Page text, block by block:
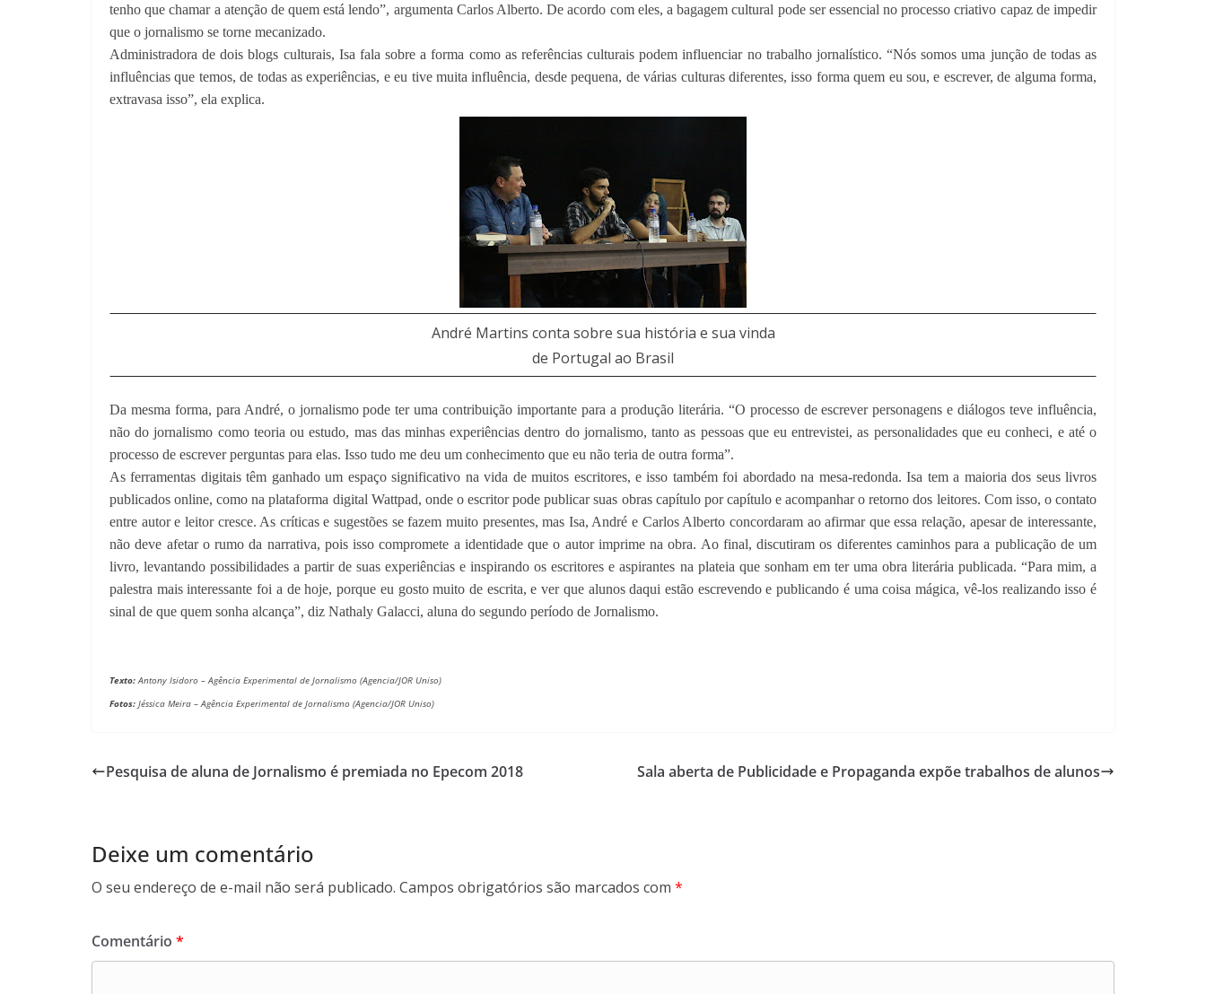
tenho que chamar a atenção de quem está lendo”, argumenta Carlos Alberto. De acordo com eles, a bagagem cultural pode ser essencial no processo criativo capaz de impedir
que o jornalismo se torne mecanizado.
Administradora de dois blogs culturais, Isa fala sobre a forma como as referências culturais podem influenciar no trabalho jornalístico. “Nós somos uma junção de todas as
influências que temos, de todas as experiências, e eu tive muita influência, desde pequena, de várias culturas diferentes, isso forma quem eu sou, e escrever, de alguma forma,
extravasa isso”, ela explica.
André Martins conta sobre sua história e sua vinda
de Portugal ao Brasil
Da mesma forma, para André, o jornalismo pode ter uma contribuição importante para a produção literária. “O processo de escrever personagens e diálogos teve influência,
não do jornalismo como teoria ou estudo, mas das minhas experiências dentro do jornalismo, tanto as pessoas que eu entrevistei, as personalidades que eu conheci, e até o
processo de escrever perguntas para elas. Isso tudo me deu um conhecimento que eu não teria de outra forma”.
As ferramentas digitais têm ganhado um espaço significativo na vida de muitos escritores, e isso também foi abordado na mesa-redonda. Isa tem a maioria dos seus livros
publicados online, como na plataforma digital Wattpad, onde o escritor pode publicar suas obras capítulo por capítulo e acompanhar o retorno dos leitores. Com isso, o contato
entre autor e leitor cresce. As críticas e sugestões se fazem muito presentes, mas Isa, André e Carlos Alberto concordaram ao afirmar que essa relação, apesar de interessante,
não deve afetar o rumo da narrativa, pois isso compromete a identidade que o autor imprime na obra. Ao final, discutiram os diferentes caminhos para a publicação de um
livro, levantando possibilidades a partir de suas experiências e inspirando os escritores e aspirantes na plateia que sonham em ter uma obra literária publicada. “Para mim, a
palestra mais interessante foi a de hoje, porque eu gosto muito de escrita, e ver que alunos daqui estão escrevendo e publicando é uma coisa mágica, vê-los realizando isso é
sinal de que quem sonha alcança”, diz Nathaly Galacci, aluna do segundo período de Jornalismo.
Texto: Antony Isidoro –Agência Experimental de Jornalismo (Agencia/JOR Uniso)
Fotos: Jéssica Meira –Agência Experimental de Jornalismo (Agencia/JOR Uniso)
Pesquisa de aluna de Jornalismo é premiada no Epecom 2018 Sala aberta de Publicidade e Propaganda expõe trabalhos de alunos
Deixe um comentário
O seu endereço de e-mail não será publicado. Campos obrigatórios são marcados com *
Comentário *